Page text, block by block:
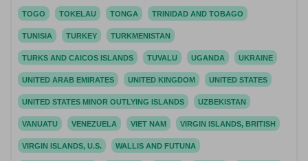
TOGO TOKELAU TONGA TRINIDAD AND TOBAGO
TUNISIA TURKEY TURKMENISTAN
TURKS AND CAICOS ISLANDS TUVALU UGANDA UKRAINE
UNITED ARAB EMIRATES UNITED KINGDOM UNITED STATES
UNITED STATES MINOR OUTLYING ISLANDS UZBEKISTAN
VANUATU VENEZUELA VIET NAM VIRGIN ISLANDS, BRITISH
VIRGIN ISLANDS, U.S. WALLIS AND FUTUNA